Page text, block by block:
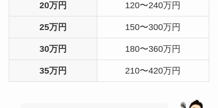
20万円 120〜240万円
25万円 150〜300万円
30万円 180〜360万円
35万円 210〜420万円